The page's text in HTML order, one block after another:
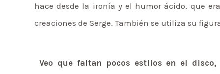
hace desde la ironía y el humor ácido, que
creaciones de Serge. También se utiliza su
Veo que faltan pocos estilos en el disco,